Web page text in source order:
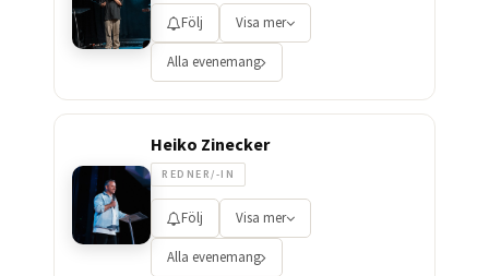
Följ Visa mer
Alla evenemang
Heiko Zinecker
REDNER/-IN
Följ Visa mer
Alla evenemang